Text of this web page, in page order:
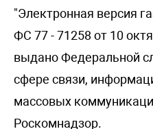
"Электронная версия
ФС 77 - 71258 от 10
выдано Федеральной
сфере связи,
массовых
Роскомнадзор.